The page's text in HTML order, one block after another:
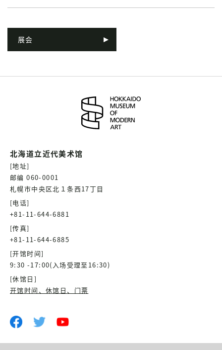
展会
北海道立近代美术馆
[地址]
邮编 060-0001
札幌市中央区北１条西17丁目
[电话]
+81-11-644-6881
[传真]
+81-11-644-6885
[开馆时间]
9:30 -17:00(入场受理至16:30)
[休馆日]
开馆时间、休馆日、门票